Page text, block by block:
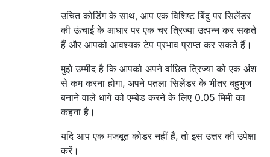
उचित कोडिंग के साथ, आप एक विशिष्ट बिंदु पर सिलेंडर
की ऊंचाई के आधार पर एक चर त्रिज्या उत्पन्न कर सकते
हैं और आपको आवश्यक टेप प्रभाव प्राप्त कर सकते हैं।
मुझे उम्मीद है कि आपको अपने वांछित त्रिज्या को एक अंश
से कम करना होगा, अपने पतला सिलेंडर के भीतर बहुभुज
बनाने वाले धागे को एम्बेड करने के लिए 0.05 मिमी का
कहना है।
यदि आप एक मजबूत कोडर नहीं हैं, तो इस उत्तर की उपेक्षा
करें।